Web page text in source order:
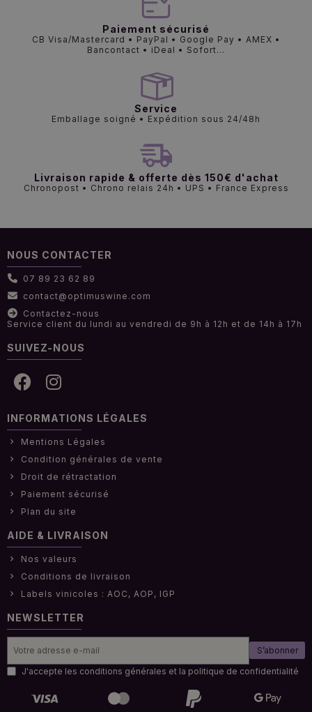
Paiement sécurisé
CB Visa/Mastercard • PayPal • Google Pay • AMEX •
Bancontact • iDeal • Sofort...
Service
Emballage soigné • Expédition sous 24/48h
Livraison rapide & offerte dès 150€ d'achat
Chronopost • Chrono relais 24h • UPS • France Express
NOUS CONTACTER
07 89 23 62 89
contact@optimuswine.com
Contactez-nous
Service client du lundi au vendredi de 9h à 12h et de 14h à 17h
SUIVEZ-NOUS
INFORMATIONS LÉGALES
Mentions Légales
Condition générales de vente
Droit de rétractation
Paiement sécurisé
Plan du site
AIDE & LIVRAISON
Nos valeurs
Conditions de livraison
Labels vinicoles : AOC, AOP, IGP
NEWSLETTER
S’abonner
J'accepte les conditions générales et la politique de confidentialité